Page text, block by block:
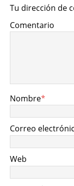
Tu dirección de
Comentario
Nombre*
Correo
Web